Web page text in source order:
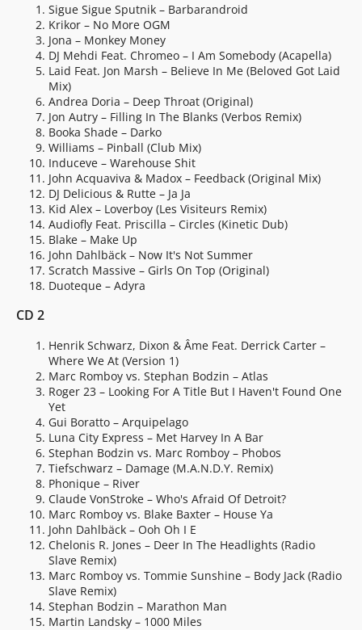
Sigue Sigue Sputnik – Barbarandroid
Krikor – No More OGM
Jona – Monkey Money
DJ Mehdi Feat. Chromeo – I Am Somebody (Acapella)
Laid Feat. Jon Marsh – Believe In Me (Beloved Got Laid
Mix)
Andrea Doria – Deep Throat (Original)
Jon Autry – Filling In The Blanks (Verbos Remix)
Booka Shade – Darko
Williams – Pinball (Club Mix)
Induceve – Warehouse Shit
John Acquaviva & Madox – Feedback (Original Mix)
DJ Delicious & Rutte – Ja Ja
Kid Alex – Loverboy (Les Visiteurs Remix)
Audiofly Feat. Priscilla – Circles (Kinetic Dub)
Blake – Make Up
John Dahlbäck – Now It's Not Summer
Scratch Massive – Girls On Top (Original)
Duoteque – Adyra
CD 2
Henrik Schwarz, Dixon & Âme Feat. Derrick Carter –
Where We At (Version 1)
Marc Romboy vs. Stephan Bodzin – Atlas
Roger 23 – Looking For A Title But I Haven't Found One
Yet
Gui Boratto – Arquipelago
Luna City Express – Met Harvey In A Bar
Stephan Bodzin vs. Marc Romboy – Phobos
Tiefschwarz – Damage (M.A.N.D.Y. Remix)
Phonique – River
Claude VonStroke – Who's Afraid Of Detroit?
Marc Romboy vs. Blake Baxter – House Ya
John Dahlbäck – Ooh Oh I E
Chelonis R. Jones – Deer In The Headlights (Radio
Slave Remix)
Marc Romboy vs. Tommie Sunshine – Body Jack (Radio
Slave Remix)
Stephan Bodzin – Marathon Man
Martin Landsky – 1000 Miles